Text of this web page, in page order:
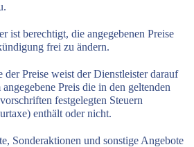
ist berechtigt, die angegebenen Preise
frei zu ändern.
der Preise weist der Dienstleister darauf
Preis die in den geltenden
festgelegten Steuern
enthält oder nicht.
Sonderaktionen und sonstige Angebote